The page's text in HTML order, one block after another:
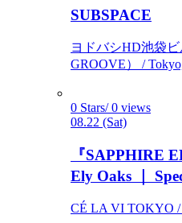
SUBSPACE
ヨドバシHD池袋
GROOVE） /
0 Stars/ 0 views
08.22 (Sat)
『SAPPHIRE
Ely Oaks ｜
CÉ LA VI TOKYO /